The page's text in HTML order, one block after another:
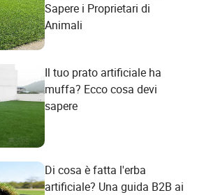
Sapere i Proprietari di
Animali
Il tuo prato artificiale ha
muffa? Ecco cosa devi
sapere
Di cosa è fatta l'erba
artificiale? Una guida B2B ai